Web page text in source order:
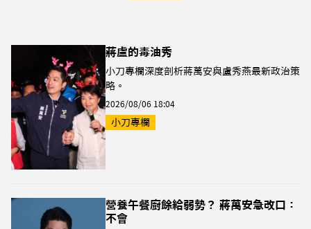
蔣盧的毒油秀
小刀專欄深度剖析蔣萬安與盧秀燕最新政治策
略。
2026/08/06 18:04
小刀專欄
營養午餐廚餘給弱勢？ 蔣萬安急改口：
不會